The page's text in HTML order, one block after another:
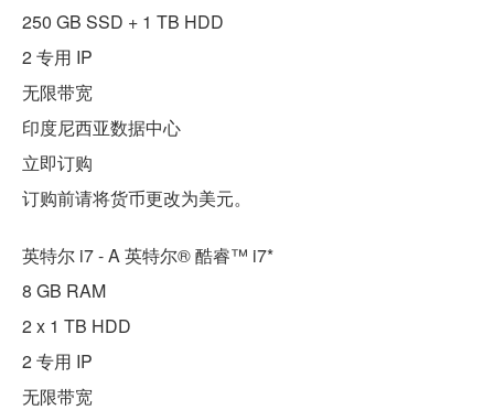
250 GB SSD + 1 TB HDD
2 专用 IP
无限带宽
印度尼西亚数据中心
立即订购
订购前请将货币更改为美元。
英特尔 i7 - A 英特尔® 酷睿™ i7*
8 GB RAM
2 x 1 TB HDD
2 专用 IP
无限带宽